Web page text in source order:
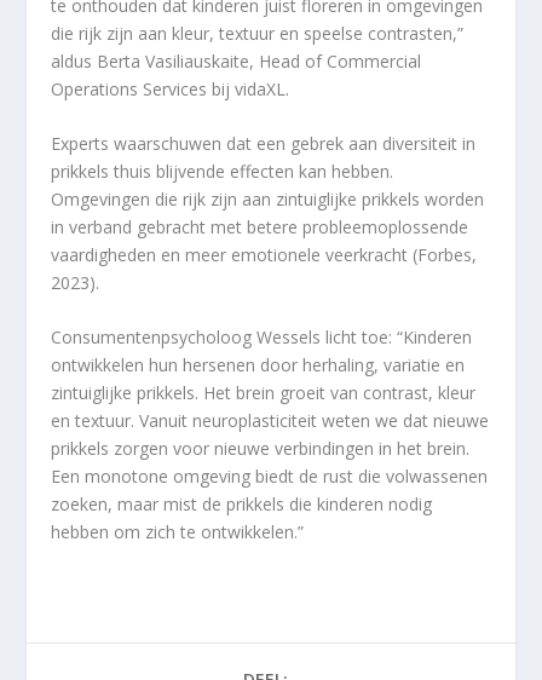
te onthouden dat kinderen juist floreren in omgevingen
die rijk zijn aan kleur, textuur en speelse contrasten,”
aldus Berta Vasiliauskaite, Head of Commercial
Operations Services bij vidaXL.
Experts waarschuwen dat een gebrek aan diversiteit in
prikkels thuis blijvende effecten kan hebben.
Omgevingen die rijk zijn aan zintuiglijke prikkels worden
in verband gebracht met betere probleemoplossende
vaardigheden en meer emotionele veerkracht (Forbes,
2023).
Consumentenpsycholoog Wessels licht toe: “Kinderen
ontwikkelen hun hersenen door herhaling, variatie en
zintuiglijke prikkels. Het brein groeit van contrast, kleur
en textuur. Vanuit neuroplasticiteit weten we dat nieuwe
prikkels zorgen voor nieuwe verbindingen in het brein.
Een monotone omgeving biedt de rust die volwassenen
zoeken, maar mist de prikkels die kinderen nodig
hebben om zich te ontwikkelen.”